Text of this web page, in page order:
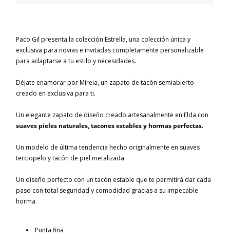
Paco Gil presenta la colección Estrella, una colección única y
exclusiva para novias e invitadas completamente personalizable
para adaptarse a tu estilo y necesidades.
Déjate enamorar por Mireia, un zapato de tacón semiabierto
creado en exclusiva para ti.
Un elegante zapato de diseño creado artesanalmente en Elda con
suaves pieles naturales, tacones estables y hormas perfectas.
Un modelo de última tendencia hecho originalmente en suaves
terciopelo y tacón de piel metalizada.
Un diseño perfecto con un tacón estable que te permitirá dar cada
paso con total seguridad y comodidad gracias a su impecable
horma.
Punta fina